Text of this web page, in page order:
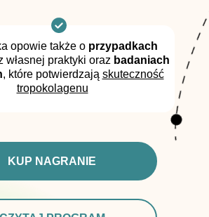
KUP NAGRANIE
opowie także o przypadkach
własnej praktyki oraz badaniach
, które potwierdzają skuteczność
tropokolagenu